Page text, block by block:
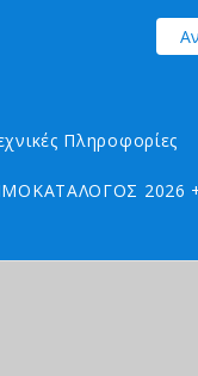
Πληροφορίες
2026